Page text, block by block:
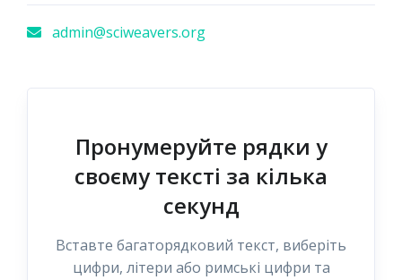
admin@sciweavers.org
Пронумеруйте рядки у
своєму тексті за кілька
секунд
Вставте багато­рядковий текст, виберіть
цифри, літери або римські цифри та